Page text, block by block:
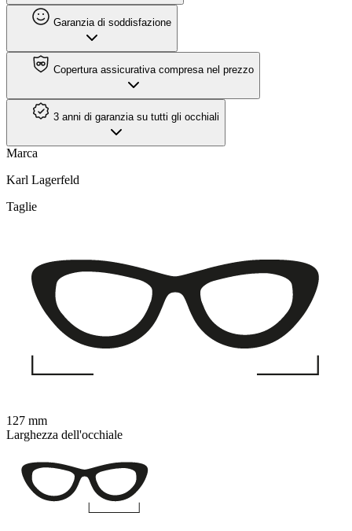
Garanzia di soddisfazione
Copertura assicurativa compresa nel prezzo
3 anni di garanzia su tutti gli occhiali
Marca
Karl Lagerfeld
Taglie
127 mm
Larghezza dell'occhiale